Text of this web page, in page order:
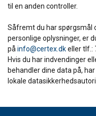
til en anden controller.
Såfremt du har spørgsmål
personlige oplysninger, er
på info@certex.dkeller tlf.:
Hvis du har indvendinger
behandler dine data på,
lokale